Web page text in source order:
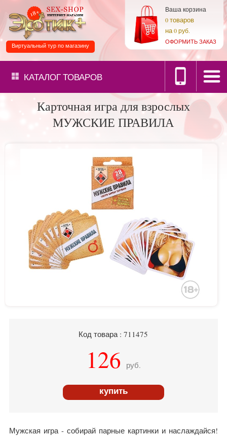
Ваша корзина
0товаров
на0 руб.
ОФОРМИТЬ ЗАКАЗ
Виртуальный тур по магазину
КАТАЛОГТОВАРОВ
Карточная игра для взрослых
МУЖСКИЕ ПРАВИЛА
Код товара : 711475
126 руб.
купить
Мужская игра - собирай парные картинки и наслаждайся!